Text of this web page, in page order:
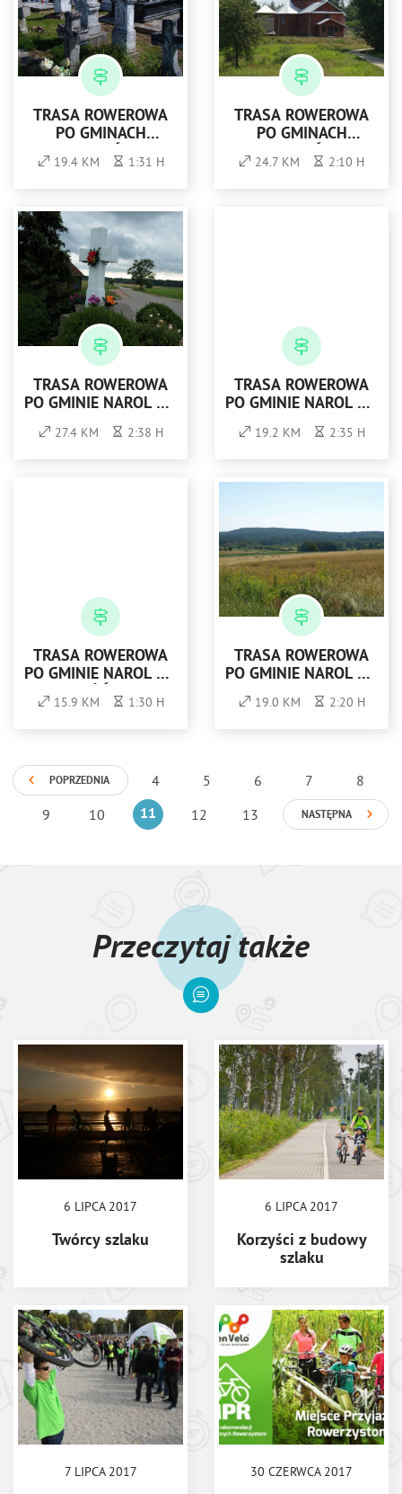
TRASA ROWEROWA
PO GMINACH
LUBACZÓW I
HORYNIEC-ZDRÓJ -
19.4 KM 1:31 H
TRASA ROWEROWA
PO GMINACH
LUBACZÓW I
HORYNIEC-ZDRÓJ,
24.7 KM 2:10 H
TRASA ROWEROWA
PO GMINIE NAROL NR
1 - ZIELONA
27.4 KM 2:38 H
TRASA ROWEROWA
PO GMINIE NAROL NR
2 - CZERWONA
19.2 KM 2:35 H
TRASA ROWEROWA
PO GMINIE NAROL NR
3 - ŻÓŁTA
15.9 KM 1:30 H
TRASA ROWEROWA
PO GMINIE NAROL NR
4 - NIEBIESKA
19.0 KM 2:20 H
POPRZEDNIA 4 5 6 7
8
9
10 11 12 13 NASTĘPNA
Przeczytaj także
6 LIPCA 2017
Twórcy szlaku
6 LIPCA 2017
Korzyści z budowy
szlaku
7 LIPCA 2017 30 CZERWCA 2017